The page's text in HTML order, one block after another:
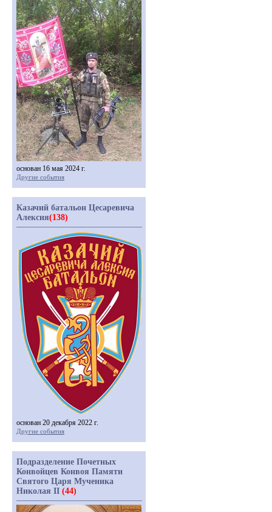
основан 16 мая 2024 г.
Другие события
Казачий батальон Цесаревича
Алексия(138)
основан 20 декабря 2022 г.
Другие события
Подразделение Почетных
Конвойцев Конвоя Памяти
Святого Царя Мученика
Николая II (44)